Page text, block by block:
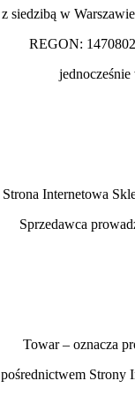
z siedzibą w
REGON:
Strona Internetowa
Sprzedawca
Towar – oznacza
pośrednictwem Strony